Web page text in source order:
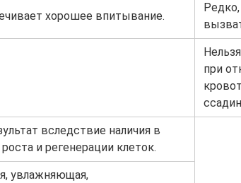
хорошее впитывание.
при
вследствие наличия в
и регенерации клеток.
увлажняющая,